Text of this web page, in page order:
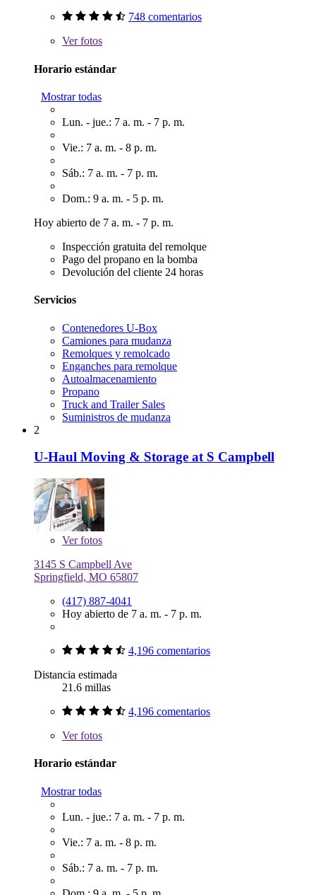
748 comentarios
Verfotos
Horario estándar
Mostrar todas
Lun. - jue.: 7 a. m. - 7 p. m.
Vie.: 7 a. m. - 8 p. m.
Sáb.: 7 a. m. - 7 p. m.
Dom.: 9 a. m. - 5 p. m.
Hoy abierto de 7 a. m. - 7 p. m.
Inspección gratuita del remolque
Pago del propano en la bomba
Devolución del cliente 24 horas
Servicios
Contenedores U-Box
Camiones para mudanza
Remolques y remolcado
Enganches para remolque
Autoalmacenamiento
Propano
Truck and Trailer Sales
Suministros de mudanza
2
U-Haul Moving & Storage at S Campbell
Verfotos
3145 S Campbell Ave
Springfield, MO 65807
(417) 887-4041
Hoy abierto de 7 a. m. - 7 p. m.
4,196 comentarios
Distancia estimada
21.6 millas
4,196 comentarios
Verfotos
Horario estándar
Mostrar todas
Lun. - jue.: 7 a. m. - 7 p. m.
Vie.: 7 a. m. - 8 p. m.
Sáb.: 7 a. m. - 7 p. m.